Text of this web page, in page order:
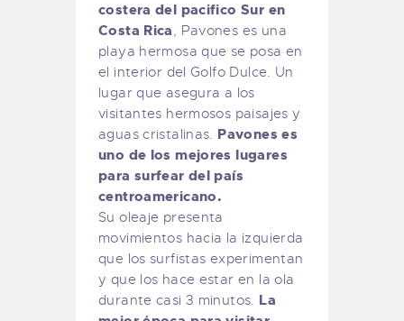
costera del pacifico Sur en
Costa Rica, Pavones es una
playa hermosa que se posa en
el interior del Golfo Dulce. Un
lugar que asegura a los
visitantes hermosos paisajes y
aguas cristalinas. Pavones es
uno de los mejores lugares
para surfear del país
centroamericano.
Su oleaje presenta
movimientos hacia la izquierda
que los surfistas experimentan
y que los hace estar en la ola
durante casi 3 minutos. La